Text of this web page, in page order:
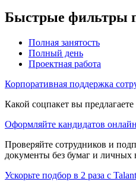
Быстрые фильтры
Полная занятость
Полный день
Проектная работа
Корпоративная поддержка
Какой соцпакет вы
Оформляйте кандидатов онлайн
Проверяйте сотрудников и
документы без бумаг и личных
Ускорьте подбор в 2 раза с